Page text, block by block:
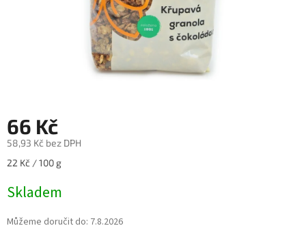
66 Kč
58,93 Kč bez DPH
Měrná
22 Kč / 100 g
Skladem
Můžeme doručit do: 7.8.2026